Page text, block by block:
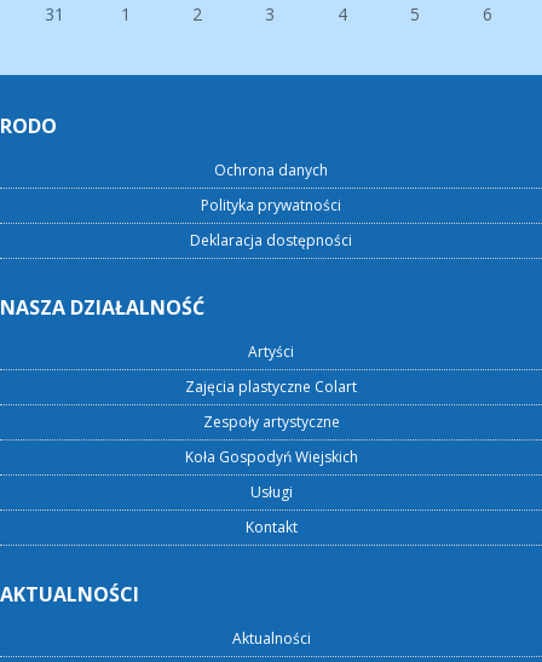
31
1 2 3 4 5 6
RODO
Ochrona danych
Polityka prywatności
Deklaracja dostępności
NASZA DZIAŁALNOŚĆ
Artyści
Zajęcia plastyczne Colart
Zespoły artystyczne
Koła Gospodyń Wiejskich
Usługi
Kontakt
AKTUALNOŚCI
Aktualności